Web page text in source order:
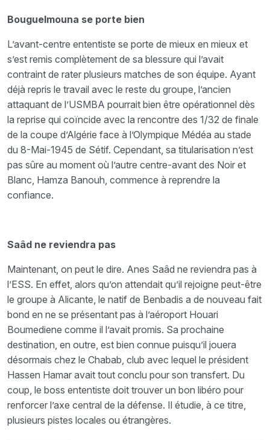
Bouguelmouna se porte bien
L’avant-centre ententiste se porte de mieux en mieux et
s’est remis complètement de sa blessure qui l’avait
contraint de rater plusieurs matches de son équipe. Ayant
déjà repris le travail avec le reste du groupe, l’ancien
attaquant de l’USMBA pourrait bien être opérationnel dès
la reprise qui coïncide avec la rencontre des 1/32 de finale
de la coupe d’Algérie face à l’Olympique Médéa au stade
du 8-Mai-1945 de Sétif. Cependant, sa titularisation n’est
pas sûre au moment où l’autre centre-avant des Noir et
Blanc, Hamza Banouh, commence à reprendre la
confiance.
Saâd ne reviendra pas
Maintenant, on peut le dire. Anes Saâd ne reviendra pas à
l’ESS. En effet, alors qu’on attendait qu’il rejoigne peut-être
le groupe à Alicante, le natif de Benbadis a de nouveau fait
bond en ne se présentant pas à l’aéroport Houari
Boumediene comme il l’avait promis. Sa prochaine
destination, en outre, est bien connue puisqu’il jouera
désormais chez le Chabab, club avec lequel le président
Hassen Hamar avait tout conclu pour son transfert. Du
coup, le boss ententiste doit trouver un bon libéro pour
renforcer l’axe central de la défense. Il étudie, à ce titre,
plusieurs pistes locales ou étrangères.